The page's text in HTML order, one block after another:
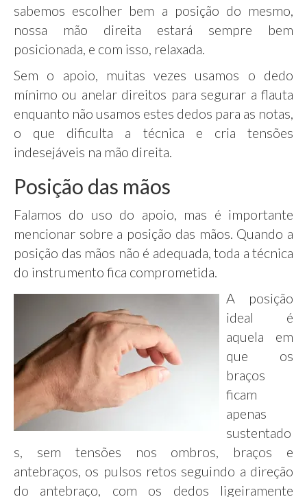
sabemos escolher bem a posição do mesmo,
nossa mão direita estará sempre bem
posicionada, e com isso, relaxada.
Sem o apoio, muitas vezes usamos o dedo
mínimo ou anelar direitos para segurar a flauta
enquanto não usamos estes dedos para as notas,
o que dificulta a técnica e cria tensões
indesejáveis na mão direita.
Posição das mãos
Falamos do uso do apoio, mas é importante
mencionar sobre a posição das mãos. Quando a
posição das mãos não é adequada, toda a técnica
do instrumento fica comprometida.
A posição
ideal é
aquela em
que os
braços
ficam
apenas
sustentado
s, sem tensões nos ombros, braços e
antebraços, os pulsos retos seguindo a direção
do antebraço, com os dedos ligeiramente